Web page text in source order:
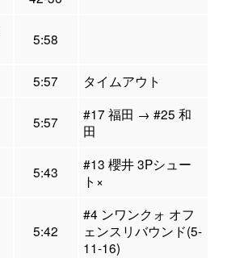
5:58
5:57 タイムアウト
5:57
#17 福田 → #25 和
田
5:43
#13 櫻井 3Pシュー
ト×
5:42
#4 ンワンクォ オフ
ェンスリバウンド(5-
11-16)